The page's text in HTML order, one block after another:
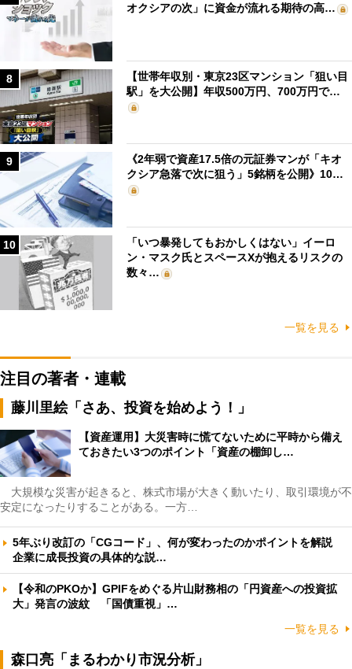
オクシアの次」に資金が流れる期待の高…
8
【世帯年収別・東京23区マンション「狙い目
駅」を大公開】年収500万円、700万円で…
9
《2年弱で資産17.5倍の元証券マンが「キオ
クシア急落で次に狙う」5銘柄を公開》10…
10
「いつ暴発してもおかしくはない」イーロ
ン・マスク氏とスペースXが抱えるリスクの
数々…
一覧を見る
注目の著者・連載
藤川里絵「さあ、投資を始めよう！」
【資産運用】大災害時に慌てないために平時から備え
ておきたい3つのポイント「資産の棚卸し…
大規模な災害が起きると、株式市場が大きく動いたり、取引環境が不
安定になったりすることがある。一方…
5年ぶり改訂の「CGコード」、何が変わったのかポイントを解説
企業に成長投資の具体的な説…
【令和のPKOか】GPIFをめぐる片山財務相の「円資産への投資拡
大」発言の波紋 「国債重視」…
一覧を見る
森口亮「まるわかり市況分析」